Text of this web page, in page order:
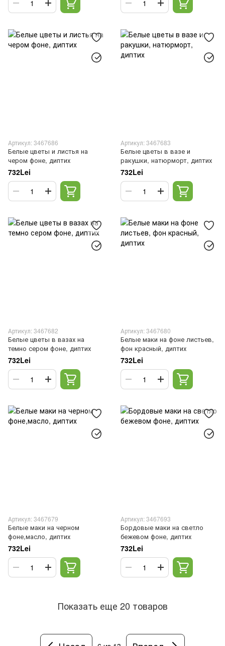
Артикул: 3467686
Белые цветы и листья на
чером фоне, диптих
732Lei
Артикул: 3467683
Белые цветы в вазе и
ракушки, натюрморт, диптих
732Lei
Артикул: 3467682
Белые цветы в вазах на
темно сером фоне, диптих
732Lei
Артикул: 3467680
Белые маки на фоне листьев,
фон красный, диптих
732Lei
Артикул: 3467679
Белые маки на черном
фоне,масло, диптих
732Lei
Артикул: 3467693
Бордовые маки на светло
бежевом фоне, диптих
732Lei
Показать еще 20 товаров